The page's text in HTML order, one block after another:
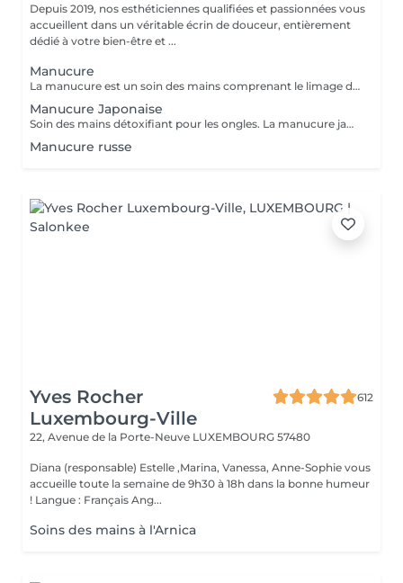
Depuis 2019, nos esthéticiennes qualifiées et passionnées vous
accueillent dans un véritable écrin de douceur, entièrement
dédié à votre bien-être et ...
Manucure
La manucure est un soin des mains comprenant le limage des ongles, la pousse et la coupe des cuticules, gommage, massage avec crème de soin et application d'un vernis transparent si désiré.
Manucure Japonaise
Soin des mains détoxifiant pour les ongles. La manucure japonaise consiste à polir et nettoyer les ongles en profondeur pour ensuite les nourrir avec une pâte à base de cire d'abeille qui va oxygéner l'ongle. L'ongle ressort brillant naturellement et pour une durée de 3 semaines. Comprend le limage des ongles, la pousse et la coupe des cuticules, polissage, application de la pâte à base de cire d'abeille et de la poudre fixante, gommage, massage avec crème de soin et application d'un vernis transparent si désiré.
Manucure russe
Yves Rocher
Luxembourg-Ville
612
22, Avenue de la Porte-Neuve LUXEMBOURG 57480
Diana (responsable) Estelle ,Marina, Vanessa, Anne-Sophie vous
accueille toute la semaine de 9h30 à 18h dans la bonne humeur
! Langue : Français Ang...
Soins des mains à l'Arnica